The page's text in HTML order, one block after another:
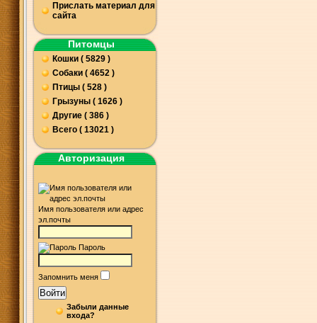
Прислать материал для
сайта
Питомцы
Кошки ( 5829 )
Собаки ( 4652 )
Птицы ( 528 )
Грызуны ( 1626 )
Другие ( 386 )
Всего ( 13021 )
Авторизация
Имя пользователя или адрес
эл.почты
Пароль
Запомнить меня
Войти
Забыли данные
входа?